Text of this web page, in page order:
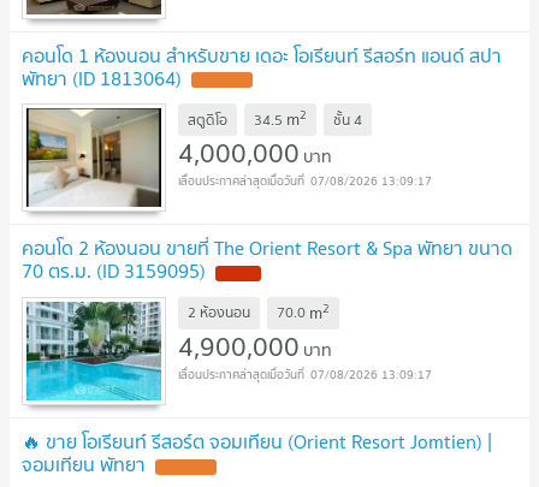
คอนโด 1 ห้องนอน สำหรับขาย เดอะ โอเรียนท์ รีสอร์ท แอนด์ สปา
พัทยา (ID 1813064)
สตูดิโอ 34.5 m2 ชั้น4
4,000,000 บาท
07/08/2026 13:09:17
คอนโด 2 ห้องนอน ขายที่ The Orient Resort & Spa พัทยา ขนาด
70 ตร.ม. (ID 3159095)
2 ห้องนอน 70.0 m2
4,900,000 บาท
07/08/2026 13:09:17
🔥 ขาย โอเรียนท์ รีสอร์ต จอมเทียน (Orient Resort Jomtien) |
จอมเทียน พัทยา